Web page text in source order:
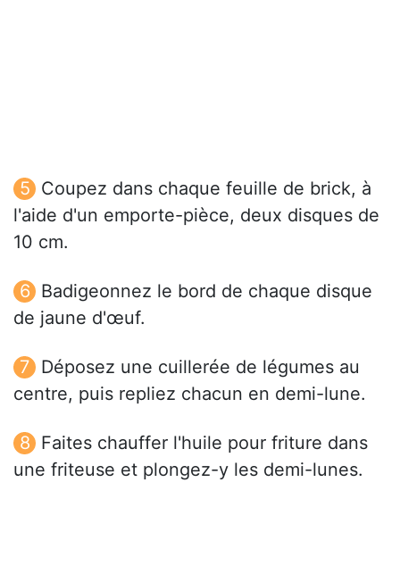
Coupez dans chaque feuille de brick, à
l'aide d'un emporte-pièce, deux disques de
10 cm.
Badigeonnez le bord de chaque disque
de jaune d'œuf.
Déposez une cuillerée de légumes au
centre, puis repliez chacun en demi-lune.
Faites chauffer l'huile pour friture dans
une friteuse et plongez-y les demi-lunes.